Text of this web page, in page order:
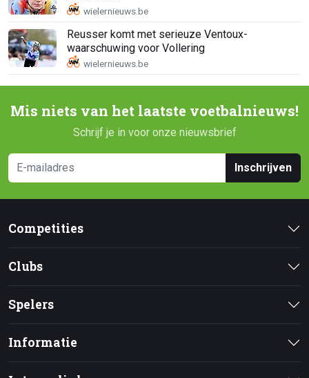
Reusser komt met serieuze Ventoux-
waarschuwing voor Vollering
Mis niets van het laatste voetbalnieuws!
Schrijf je in voor onze nieuwsbrief
Inschrijven
Competities
Clubs
Spelers
Informatie